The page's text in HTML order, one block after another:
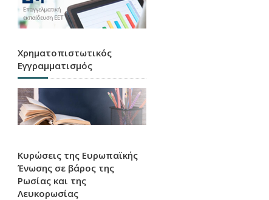
Χρηματοπιστωτικός
Εγγραμματισμός
Κυρώσεις της Ευρωπαϊκής
Ένωσης σε βάρος της
Ρωσίας και της
Λευκορωσίας